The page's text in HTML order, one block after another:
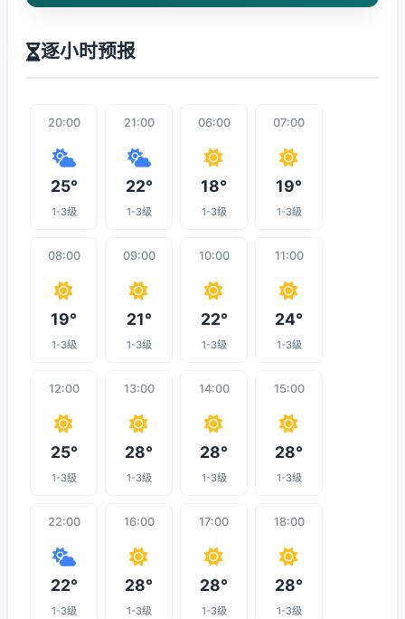
逐小时预报
20:00
25°
1-3级
21:00
22°
1-3级
06:00
18°
1-3级
07:00
19°
1-3级
08:00
19°
1-3级
09:00
21°
1-3级
10:00
22°
1-3级
11:00
24°
1-3级
12:00
25°
1-3级
13:00
28°
1-3级
14:00
28°
1-3级
15:00
28°
1-3级
22:00
22°
1-3级
16:00
28°
1-3级
17:00
28°
1-3级
18:00
28°
1-3级